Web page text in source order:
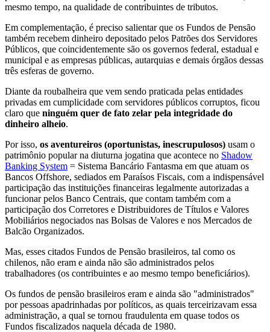
mesmo tempo, na qualidade de contribuintes de tributos.
Em complementação, é preciso salientar que os Fundos de Pensão
também recebem dinheiro depositado pelos Patrões dos Servidores
Públicos, que coincidentemente são os governos federal, estadual e
municipal e as empresas públicas, autarquias e demais órgãos dessas
três esferas de governo.
Diante da roubalheira que vem sendo praticada pelas entidades
privadas em cumplicidade com servidores públicos corruptos, ficou
claro que ninguém quer de fato zelar pela integridade do
dinheiro alheio.
Por isso, os aventureiros (oportunistas, inescrupulosos) usam o
patrimônio popular na diuturna jogatina que acontece no Shadow
Banking System = Sistema Bancário Fantasma em que atuam os
Bancos Offshore, sediados em Paraísos Fiscais, com a indispensável
participação das instituições financeiras legalmente autorizadas a
funcionar pelos Banco Centrais, que contam também com a
participação dos Corretores e Distribuidores de Títulos e Valores
Mobiliários negociados nas Bolsas de Valores e nos Mercados de
Balcão Organizados.
Mas, esses citados Fundos de Pensão brasileiros, tal como os
chilenos, não eram e ainda não são administrados pelos
trabalhadores (os contribuintes e ao mesmo tempo beneficiários).
Os fundos de pensão brasileiros eram e ainda são "administrados"
por pessoas apadrinhadas por políticos, as quais terceirizavam essa
administração, a qual se tornou fraudulenta em quase todos os
Fundos fiscalizados naquela década de 1980.